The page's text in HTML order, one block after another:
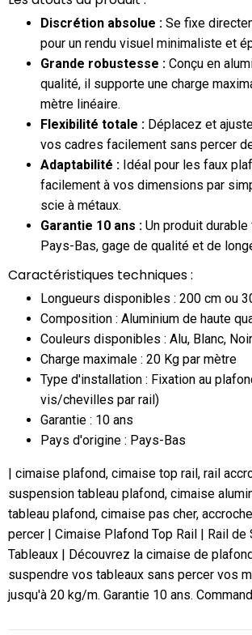
Discrétion absolue : Se fixe
pour un rendu visuel minimaliste et
Grande robustesse : Conçu en
qualité, il supporte une charge
mètre linéaire.
Flexibilité totale : Déplacez et
vos cadres facilement sans percer
Adaptabilité : Idéal pour les faux
facilement à vos dimensions par
scie à métaux.
Garantie 10 ans : Un produit
Pays-Bas, gage de qualité et de
Caractéristiques techniques :
Longueurs disponibles : 200 cm ou
Composition : Aluminium de haute
Couleurs disponibles : Alu, Blanc, Noir
Charge maximale : 20 Kg par mètre
Type d'installation : Fixation au
vis/chevilles par rail)
Garantie : 10 ans
Pays d'origine : Pays-Bas
| cimaise plafond, cimaise top rail, rail
suspension tableau plafond, cimaise
tableau plafond, cimaise pas cher,
percer | Cimaise Plafond Top Rail | Rail de
Tableaux | Découvrez la cimaise de
suspendre vos tableaux sans percer vos
jusqu'à 20 kg/m. Garantie 10 ans.